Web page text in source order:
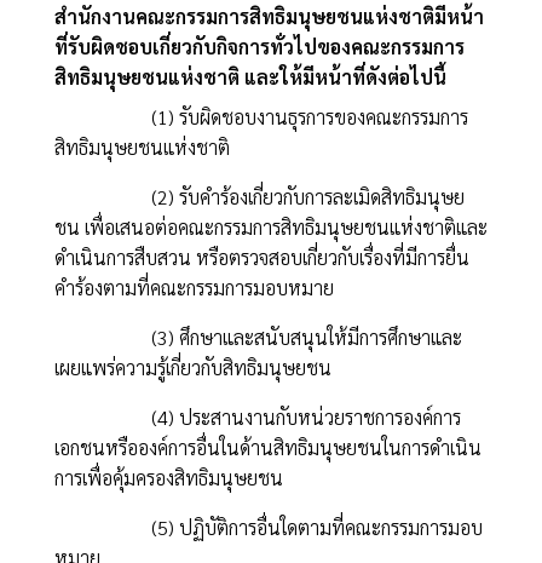
สำนักงานคณะกรรมการสิทธิมนุษยชนแห่งชาติมีหน้า
ที่รับผิดชอบเกี่ยวกับกิจการทั่วไปของคณะกรรมการ
สิทธิมนุษยชนแห่งชาติ และให้มีหน้าที่ดังต่อไปนี้
(1) รับผิดชอบงานธุรการของคณะกรรมการ
สิทธิมนุษยชนแห่งชาติ
(2) รับคำร้องเกี่ยวกับการละเมิดสิทธิมนุษย
ชน เพื่อเสนอต่อคณะกรรมการสิทธิมนุษยชนแห่งชาติและ
ดำเนินการสืบสวน หรือตรวจสอบเกี่ยวกับเรื่องที่มีการยื่น
คำร้องตามที่คณะกรรมการมอบหมาย
(3) ศึกษาและสนับสนุนให้มีการศึกษาและ
เผยแพร่ความรู้เกี่ยวกับสิทธิมนุษยชน
(4) ประสานงานกับหน่วยราชการองค์การ
เอกชนหรือองค์การอื่นในด้านสิทธิมนุษยชนในการดำเนิน
การเพื่อคุ้มครองสิทธิมนุษยชน
(5) ปฏิบัติการอื่นใดตามที่คณะกรรมการมอบ
หมาย